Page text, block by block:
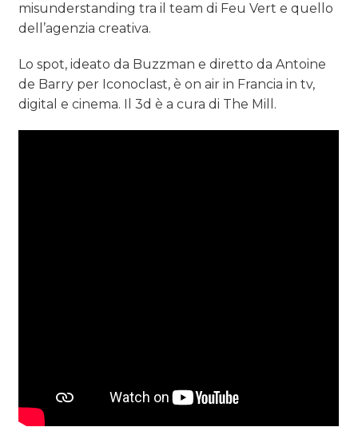
PREVISIONI/SCENARI
TREND
CASE HISTORY
misunderstanding tra il team di Feu Vert e quello
dell’agenzia creativa.
Lo spot, ideato da Buzzman e diretto da Antoine
de Barry per Iconoclast, è on air in Francia in tv,
digital e cinema. Il 3d è a cura di The Mill.